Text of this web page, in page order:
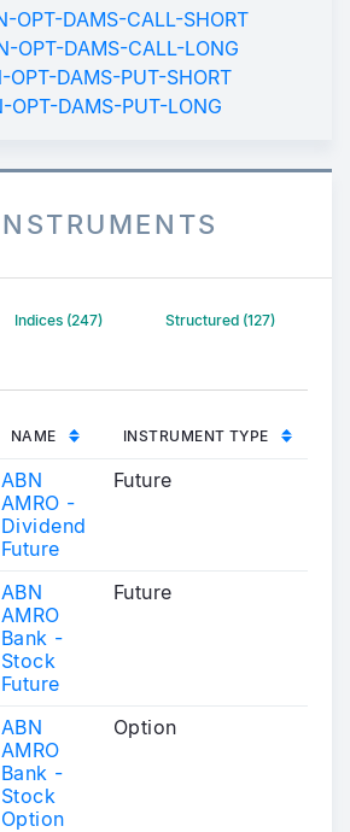
OPT-DAMS-CALL-SHORT
OPT-DAMS-CALL-LONG
OPT-DAMS-PUT-SHORT
OPT-DAMS-PUT-LONG
Indices (247) Structured (127)
NAME INSTRUMENT TYPE
ABN
AMRO -
Dividend
Future
Future
ABN
AMRO
Bank -
Stock
Future
Future
ABN
AMRO
Bank -
Stock
Option
Option